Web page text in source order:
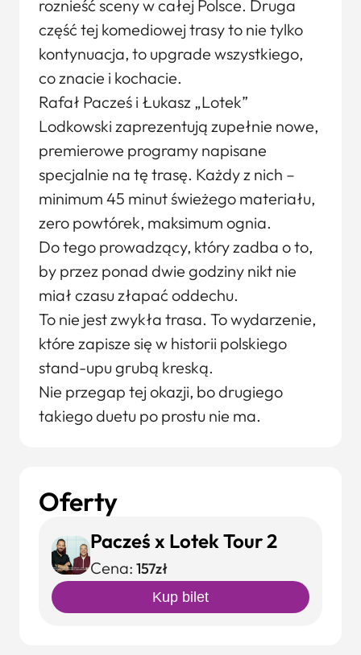
roznieść sceny w całej Polsce. Druga
część tej komediowej trasy to nie tylko
kontynuacja, to upgrade wszystkiego,
co znacie i kochacie.
Rafał Pacześ i Łukasz „Lotek”
Lodkowski zaprezentują zupełnie nowe,
premierowe programy napisane
specjalnie na tę trasę. Każdy z nich –
minimum 45 minut świeżego materiału,
zero powtórek, maksimum ognia.
Do tego prowadzący, który zadba o to,
by przez ponad dwie godziny nikt nie
miał czasu złapać oddechu.
To nie jest zwykła trasa. To wydarzenie,
które zapisze się w historii polskiego
stand-upu grubą kreską.
Nie przegap tej okazji, bo drugiego
takiego duetu po prostu nie ma.
Oferty
Pacześ x Lotek Tour 2
Cena: 157zł
Kup bilet